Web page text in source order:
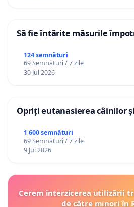
Să fie întărite măsurile
124 semnături
69 Semnături / 7 zile
30 Jul 2026
Opriți eutanasierea câinilor
1 600 semnături
69 Semnături / 7 zile
9 Jul 2026
Cerem interzicerea utilizării
de către minori în